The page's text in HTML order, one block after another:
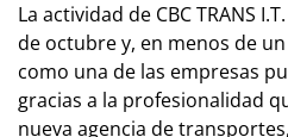
La actividad de CBC TRANS
de octubre y, en menos de
como una de las empresas
gracias a la profesionalidad
nueva agencia de